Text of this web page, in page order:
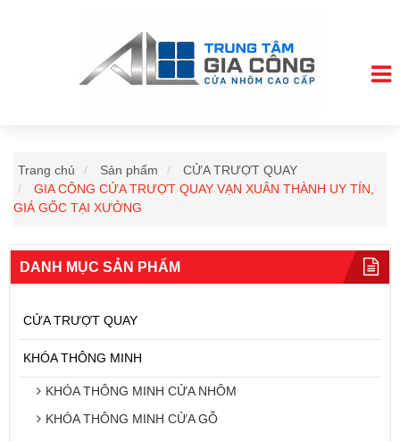
Trang chủ Sản phẩm
CỬA TRƯỢT QUAY
GIA CÔNG CỬA TRƯỢT QUAY VẠN XUÂN THÀNH UY TÍN,
GIÁ GỐC TẠI XƯỞNG
DANH MỤC SẢN PHẨM
CỬA TRƯỢT QUAY
KHÓA THÔNG MINH
KHÓA THÔNG MINH CỬA NHÔM
KHÓA THÔNG MINH CỬA GỖ